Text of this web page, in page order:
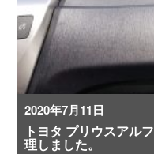
2020年7月11日
トヨタ プリウスアル
理しました。